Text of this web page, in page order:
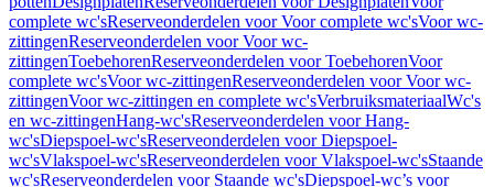
complete wc'sReserveonderdelen voor Voor complete wc'sVoor wc-
zittingenReserveonderdelen voor Voor wc-
zittingenToebehorenReserveonderdelen voor ToebehorenVoor
complete wc'sVoor wc-zittingenReserveonderdelen voor Voor wc-
zittingenVoor wc-zittingen en complete wc'sVerbruiksmateriaalWc's
en wc-zittingenHang-wc'sReserveonderdelen voor Hang-
wc'sDiepspoel-wc'sReserveonderdelen voor Diepspoel-
wc'sVlakspoel-wc'sReserveonderdelen voor Vlakspoel-wc'sStaande
wc'sReserveonderdelen voor Staande wc'sDiepspoel-wc’s voor